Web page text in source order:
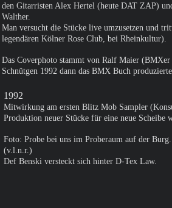
den Gitarristen Alex Hertel (heute DAT ZAP)
Walther.
Man versucht die Stücke live umzusetzen und
legendären Kölner Rose Club, bei Rheinkultur).
Das Coverphoto stammt von Ralf Maier
Schnütgen 1992 dann das BMX Buch
1992
Mitwirkung am ersten Blitz Mob Sampler
Produktion neuer Stücke für eine neue
Foto: Probe bei uns im Proberaum auf der
(v.l.n.r.)
Def Benski versteckt sich hinter D-Tex Law.